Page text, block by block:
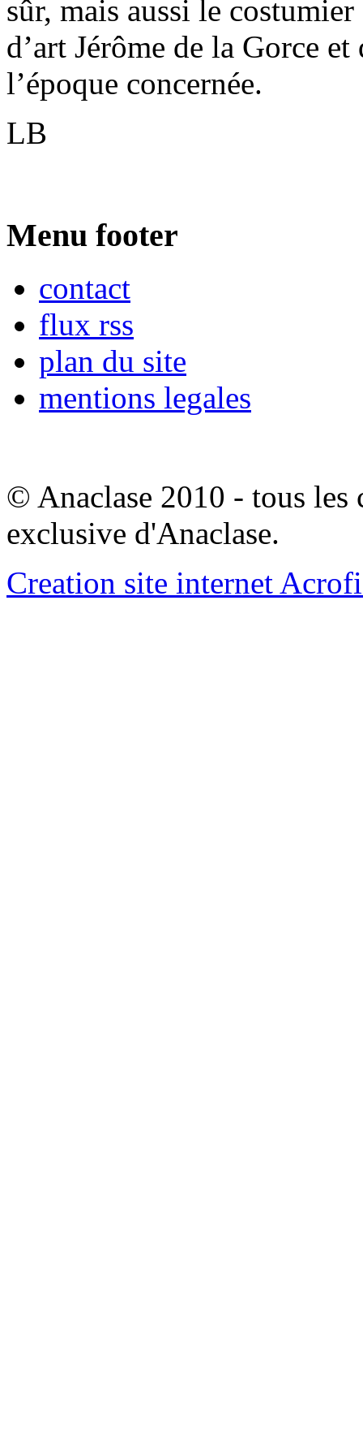
sûr, mais aussi le
d’art Jérôme de la Gorce
l’époque concernée.
LB
Menu footer
contact
flux rss
plan du site
mentions legales
© Anaclase 2010 - tous les
exclusive d'Anaclase.
Creation site internet